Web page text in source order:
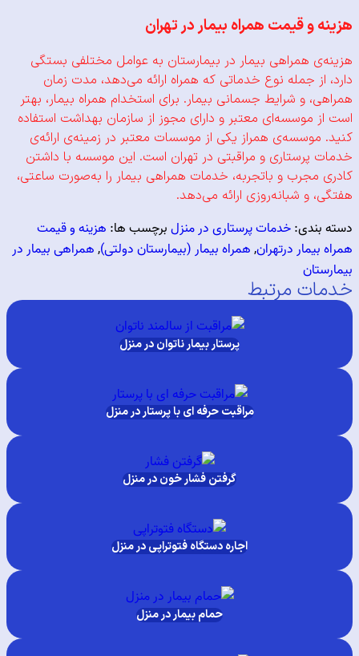
و قیمت همراه بیمار در تهران
همراهی بیمار در بیمارستان به عوامل مختلفی بستگی
جمله نوع خدماتی که همراه ارائه می‌دهد، مدت زمان
و شرایط جسمانی بیمار. برای استخدام همراه بیمار، بهتر
موسسه‌ای معتبر و دارای مجوز از سازمان بهداشت استفاده
همراز یکی از موسسات معتبر در زمینه‌ی ارائه‌ی
و مراقبتی در تهران است. این موسسه با داشتن
و باتجربه، خدمات همراهی بیمار را به‌صورت ساعتی،
و شبانه‌روزی ارائه می‌دهد.
خدمات پرستاری در منزل برچسب ها:هزینه و قیمت
درتهران,همراه بیمار (بیمارستان دولتی),همراهی بیمار در
مرتبط
پرستار بیمار ناتوان در منزل
مراقبت حرفه ای با پرستار در منزل
گرفتن فشار خون در منزل
اجاره دستگاه فتوتراپی در منزل
حمام بیمار در منزل